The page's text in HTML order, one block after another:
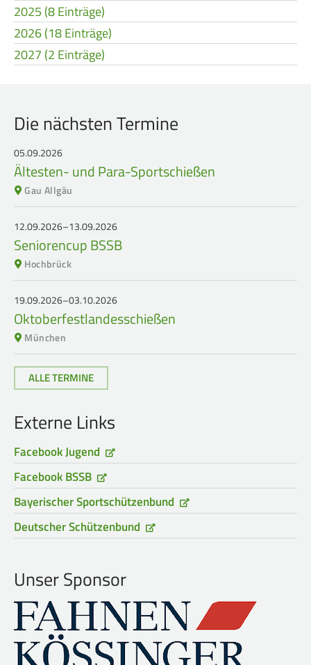
2025 (8 Einträge)
2026 (18 Einträge)
2027 (2 Einträge)
Die nächsten Termine
05.09.2026
Ältesten- und Para-Sportschießen
Gau Allgäu
12.09.2026–13.09.2026
Seniorencup BSSB
Hochbrück
19.09.2026–03.10.2026
Oktoberfestlandesschießen
München
ALLE TERMINE
Externe Links
Facebook Jugend
Facebook BSSB
Bayerischer Sportschützenbund
Deutscher Schützenbund
Unser Sponsor